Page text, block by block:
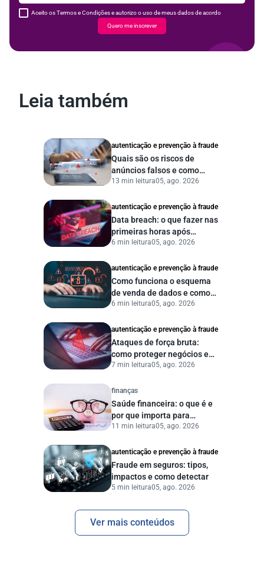
Aceito os Termos e Condições e autorizo o uso de meus dados de acordo
Quero me inscrever
Leia também
autenticação e prevenção à fraude
Quais são os riscos de
anúncios falsos e como
proteger seu negócio?
13 min leitura05, ago. 2026
autenticação e prevenção à fraude
Data breach: o que fazer nas
primeiras horas após
vazamento de dados?
6 min leitura05, ago. 2026
autenticação e prevenção à fraude
Como funciona o esquema
de venda de dados e como
proteger sua empresa?
6 min leitura05, ago. 2026
autenticação e prevenção à fraude
Ataques de força bruta:
como proteger negócios e
dados digitais
7 min leitura05, ago. 2026
finanças
Saúde financeira: o que é e
por que importa para
pessoas e empresas?
11 min leitura05, ago. 2026
autenticação e prevenção à fraude
Fraude em seguros: tipos,
impactos e como detectar
5 min leitura05, ago. 2026
Ver mais conteúdos